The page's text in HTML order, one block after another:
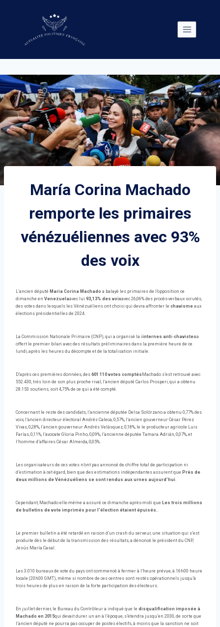
María Corina Machado
remporte les primaires
vénézuéliennes avec 93%
des voix
L’ancien député Maria Corina Machado a balayé les primaires de l’opposition ce
dimanche en Venezuelaavec lui 93,13% des voixavec 26,06% des procès-verbaux scrutés,
des votes dans lesquels les Vénézuéliens ont choisi qui devra affronter le chavisme aux
élections présidentielles de 2024.
La Commission Nationale Primaire (CNP), qui a organisé la iinternes anti-chavistesa
offert le premier bilan avec des résultats préliminaires dans la première heure de ce
lundi, après les heures du décompte et de la totalisation initiale.
D’après ces premières données, des 601 110 votes comptés Machado s’est retrouvé avec
552.430, très loin de son plus proche rival, l’ancien député Carlos Prosperi, qui a obtenu
28.153 soutiens, soit 4,75% de ce qui a été compté.
Concernant le reste des candidats, l’ancienne députée Delsa Solórzano a obtenu 0,77% des
voix, l’ancien directeur électoral Andrés Caleca, 0,57%, l’ancien gouverneur César Pérez
Vivas, 0,28%, l’ancien gouverneur Andrés Velásquez, 0,18%, le le producteur agricole Luis
Farías, 0,11%, l’avocate Gloria Pinho, 0,09%, l’ancienne députée Tamara Adrián, 0,07%, et
l’homme d’affaires César Almeida, 0,05%.
Les organisateurs de ces votes n’ont pas annoncé de chiffre total de participation ni
d’estimation à cet égard, bien que des estimations indépendantes assurent que Près de
deux millions de Vénézuéliens se sont rendus aux urnes aujourd’hui.
Cependant, Machado elle-même a assuré ce dimanche après-midi que Les trois millions
de bulletins de vote imprimés pour l’élection étaient épuisés..
Le premier bulletin a été retardé en raison d’un crash du serveur, une situation qui s’est
produite dès le début de la transmission des résultats, a dénoncé le président du CNP,
Jesús María Casal.
Les 3.010 bureaux de vote du pays ont commencé à fermer à l’heure prévue, à 16h00 heure
locale (20h00 GMT), même si nombre de ces centres sont restés opérationnels jusqu’à
trois heures de plus en raison de la forte participation des électeurs.
En juillet dernier, le Bureau du Contrôleur a indiqué que le disqualification imposée à
Machado en 2015qui devait durer un an à l’époque, s’étendra jusqu’en 2030, de sorte que
l’ancien député ne pourra pas occuper de postes électifs, à moins que la sanction ne soit